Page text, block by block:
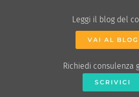
Leggi il blog del
VAI AL BLOG
Richiedi consulenza
SCRIVICI